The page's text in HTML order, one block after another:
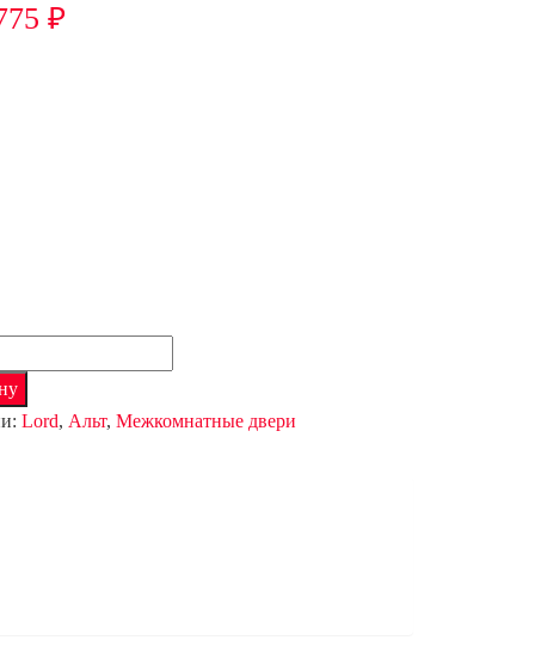
₽
Lord, Альт,Межкомнатные двери